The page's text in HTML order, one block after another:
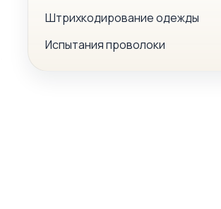
Штрихкодирование одежды
Испытания проволоки